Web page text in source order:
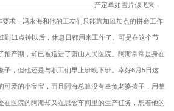
产定单如雪片似飞来，
要求，冯永海和他的工友们只能靠加班加点的拼命工作
到11点钟以后，休息日都用来工作了。可是在这个节
预产期，却已被送进了萧山人民医院。阿海常常是身在
子，但他还是与职工们早上班晚下班。幸好6月5日这
可爱的小宝宝，而且阿海总算没有辜负老婆孩子，用整
在医院的阿海却又在思念车间里的生产任务，想着他的